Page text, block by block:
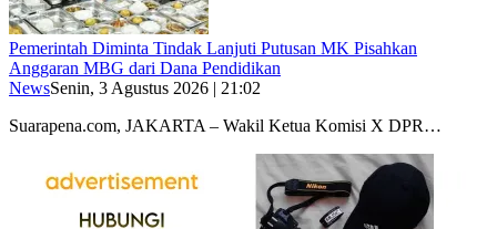
Pemerintah Diminta Tindak Lanjuti Putusan MK Pisahkan
Anggaran MBG dari Dana Pendidikan
NewsSenin, 3 Agustus 2026 | 21:02
Suarapena.com, JAKARTA – Wakil Ketua Komisi X DPR…